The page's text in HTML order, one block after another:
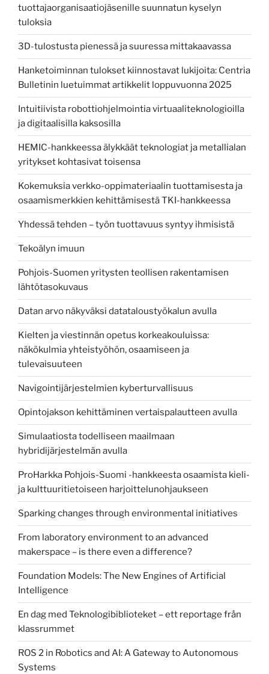
tuottajaorganisaatiojäsenille suunnatun kyselyn
tuloksia
3D-tulostusta pienessä ja suuressa mittakaavassa
Hanketoiminnan tulokset kiinnostavat lukijoita: Centria
Bulletinin luetuimmat artikkelit loppuvuonna 2025
Intuitiivista robottiohjelmointia virtuaaliteknologioilla
ja digitaalisilla kaksosilla
HEMIC-hankkeessa älykkäät teknologiat ja metallialan
yritykset kohtasivat toisensa
Kokemuksia verkko-oppimateriaalin tuottamisesta ja
osaamismerkkien kehittämisestä TKI-hankkeessa
Yhdessä tehden – työn tuottavuus syntyy ihmisistä
Tekoälyn imuun
Pohjois-Suomen yritysten teollisen rakentamisen
lähtötasokuvaus
Datan arvo näkyväksi datataloustyökalun avulla
Kielten ja viestinnän opetus korkeakouluissa:
näkökulmia yhteistyöhön, osaamiseen ja
tulevaisuuteen
Navigointijärjestelmien kyberturvallisuus
Opintojakson kehittäminen vertaispalautteen avulla
Simulaatiosta todelliseen maailmaan
hybridijärjestelmän avulla
ProHarkka Pohjois-Suomi -hankkeesta osaamista kieli-
ja kulttuuritietoiseen harjoittelunohjaukseen
Sparking changes through environmental initiatives
From laboratory environment to an advanced
makerspace – is there even a difference?
Foundation Models: The New Engines of Artificial
Intelligence
En dag med Teknologibiblioteket – ett reportage från
klassrummet
ROS 2 in Robotics and AI: A Gateway to Autonomous
Systems